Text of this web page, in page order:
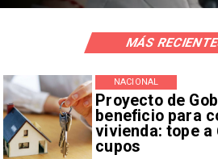
Proyecto de
beneficio para
vivienda: tope a
cupos
NACIONAL
MÁS